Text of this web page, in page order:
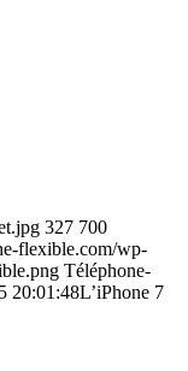
327 700
flexible.com/wp-
Téléphone-
20:01:48L’iPhone 7